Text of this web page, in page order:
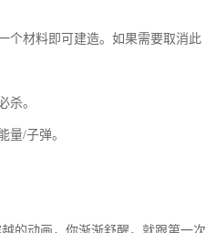
个材料即可建造。如果需要取消此
杀。
量/子弹。